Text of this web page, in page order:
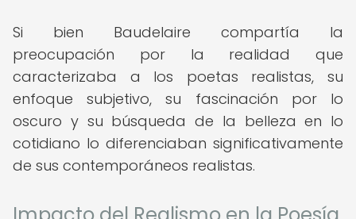
Si bien Baudelaire compartía la
preocupación por la realidad que
caracterizaba a los poetas realistas, su
enfoque subjetivo, su fascinación por lo
oscuro y su búsqueda de la belleza en lo
cotidiano lo diferenciaban significativamente
de sus contemporáneos realistas.